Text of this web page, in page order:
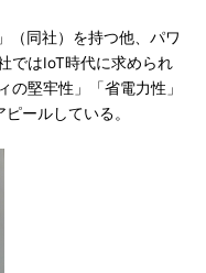
同社）を持つ他、パワ
ではIoT時代に求められ
の堅牢性」「省電力性」
ールしている。